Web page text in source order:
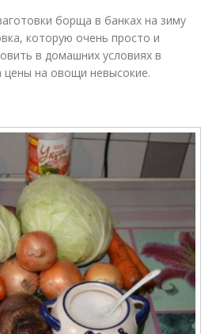
борща в банках на зиму
которую очень просто и
в домашних условиях в
цены на овощи невысокие.